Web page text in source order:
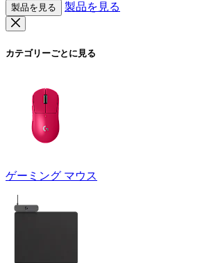
製品を見る 製品を見る
カテゴリーごとに見る
ゲーミング マウス